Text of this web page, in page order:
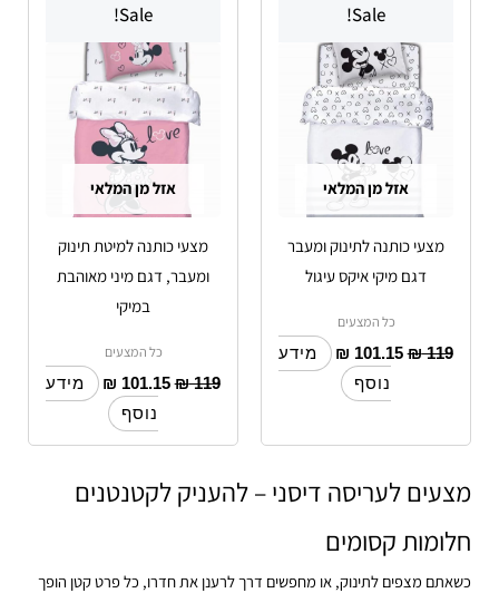
Sale!
אזל מן המלאי
מצעי כותנה לתינוק ומעבר
דגם מיקי איקס עיגול
כל המצעים
₪119
₪ 101.15
מידע
נוסף
Sale!
אזל מן המלאי
מצעי כותנה למיטת תינוק
ומעבר, דגם מיני מאוהבת
במיקי
כל המצעים
₪119
₪ 101.15
מידע
נוסף
מצעים לעריסה דיסני – להעניק לקטנטנים
חלומות קסומים
כשאתם מצפים לתינוק, או מחפשים דרך לרענן את חדרו, כל פרט קטן הופך